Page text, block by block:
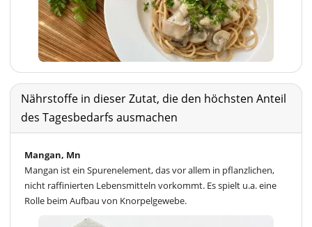
Nährstoffe in dieser Zutat, die den höchsten Anteil
des Tagesbedarfs ausmachen
Mangan, Mn
Mangan ist ein Spurenelement, das vor allem in pflanzlichen,
nicht raffinierten Lebensmitteln vorkommt. Es spielt u.a. eine
Rolle beim Aufbau von Knorpelgewebe.